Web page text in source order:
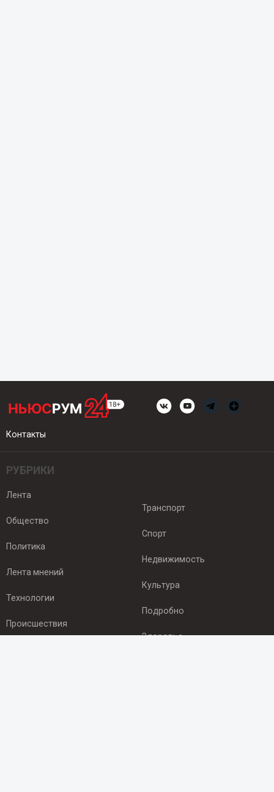
Контакты
РУБРИКИ
Лента
Общество
Политика
Лента мнений
Технологии
Происшествия
Транспорт
Спорт
Недвижимость
Культура
Подробно
Здоровье